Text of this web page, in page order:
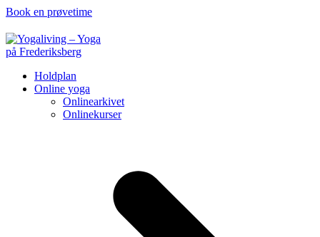
Book en prøvetime
Holdplan
Online yoga
Onlinearkivet
Onlinekurser